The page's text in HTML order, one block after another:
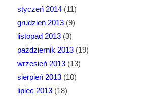
styczeń 2014(11)
grudzień 2013(9)
listopad 2013(3)
październik 2013(19)
wrzesień 2013(13)
sierpień 2013(10)
lipiec 2013(18)